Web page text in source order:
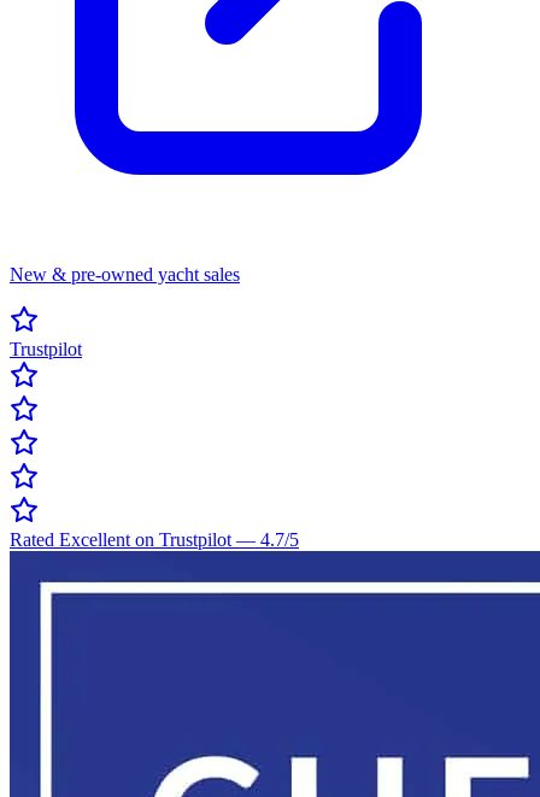
New & pre-owned yacht sales
Trustpilot
Rated Excellent on Trustpilot — 4.7/5